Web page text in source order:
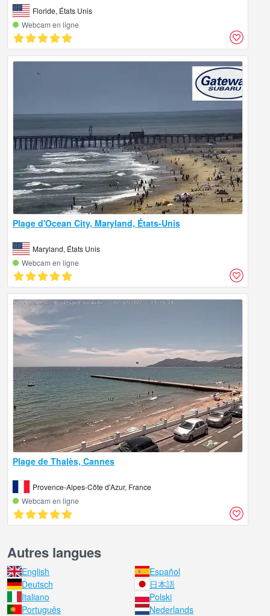
Floride, États Unis
Webcam en ligne
Plage d'Ocean City, Maryland, États-Unis
Maryland, États Unis
Webcam en ligne
Plage de Thalès, Cannes
Provence-Alpes-Côte d'Azur, France
Webcam en ligne
Autres langues
English
Español
Deutsch
日本語
Italiano
Polski
Português
Nederlands